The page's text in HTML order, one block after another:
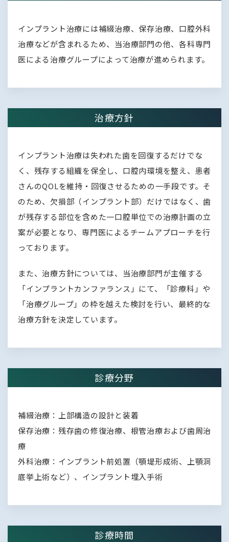
インプラント治療には補綴治療、保存治療、口腔外科
治療などが含まれるため、当治療部門の他、各科専門
医による治療グループによって治療が進められます。
治療方針
インプラント治療は失われた歯を回復するだけでな
く、残存する組織を保全し、口腔内環境を整え、患者
さんのQOLを維持・回復させるための一手段です。そ
のため、欠損部（インプラント部）だけではなく、歯
が残存する部位を含めた一口腔単位での治療計画の立
案が必要となり、専門医によるチームアプローチを行
っております。
また、治療方針については、当治療部門が主催する
「インプラントカンファランス」にて、「診療科」や
「治療グループ」の枠を越えた検討を行い、最終的な
治療方針を決定しています。
診療分野
補綴治療：上部構造の設計と装着
保存治療：残存歯の修復治療、根管治療および歯周治
療
外科治療：インプラント前処置（顎堤形成術、上顎洞
底挙上術など）、インプラント埋入手術
診療時間